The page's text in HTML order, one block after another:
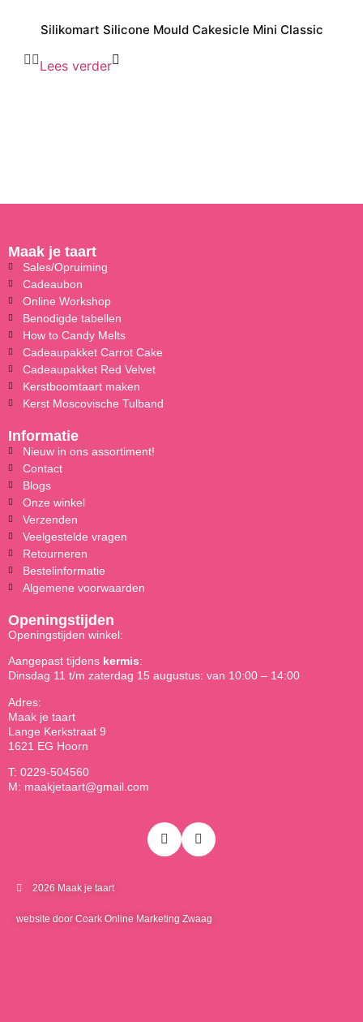
Silikomart Silicone Mould Cakesicle Mini Classic
Lees verder
Maak je taart
Sales/Opruiming
Cadeaubon
Online Workshop
Benodigde tabellen
How to Candy Melts
Cadeaupakket Carrot Cake
Cadeaupakket Red Velvet
Kerstboomtaart maken
Kerst Moscovische Tulband
Informatie
Nieuw in ons assortiment!
Contact
Blogs
Onze winkel
Verzenden
Veelgestelde vragen
Retourneren
Bestelinformatie
Algemene voorwaarden
Openingstijden
Openingstijden winkel:
Aangepast tijdens kermis:
Dinsdag 11 t/m zaterdag 15 augustus: van 10:00 – 14:00
Adres:
Maak je taart
Lange Kerkstraat 9
1621 EG Hoorn
T: 0229-504560
M: maakjetaart@gmail.com
2026 Maak je taart
website door Coark Online Marketing Zwaag